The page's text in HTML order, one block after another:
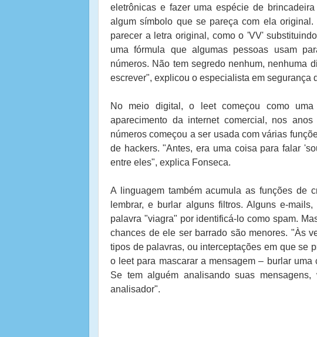
eletrônicas e fazer uma espécie de
algum símbolo que se pareça com ela
parecer a letra original, como o 'VV'
uma fórmula que algumas pessoas usam
números. Não tem segredo nenhum, nenhuma
escrever", explicou o especialista em segurança
No meio digital, o leet começou como
aparecimento da internet comercial, nos
números começou a ser usada com várias
de hackers. "Antes, era uma coisa para falar
entre eles", explica Fonseca.
A linguagem também acumula as funções de
lembrar, e burlar alguns filtros. Alguns e-
palavra "viagra" por identificá-lo como spam.
chances de ele ser barrado são menores. "Às
tipos de palavras, ou interceptações em que se
o leet para mascarar a mensagem – burlar
Se tem alguém analisando suas
analisador".